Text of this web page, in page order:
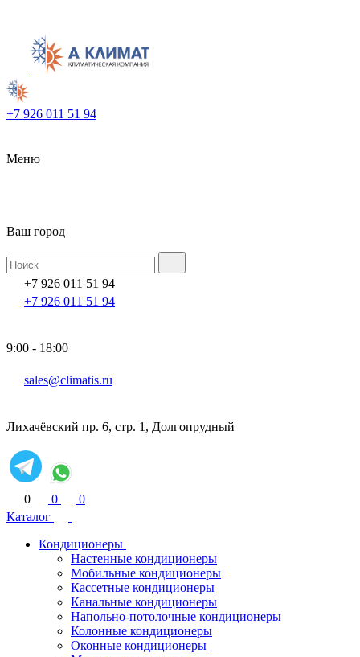
+7 926 011 51 94
Меню
Ваш город
+7 926 011 51 94
+7 926 011 51 94
9:00 - 18:00
sales@climatis.ru
Лихачёвский пр. 6, стр. 1, Долгопрудный
0 0
0
Каталог
Кондиционеры
Настенные кондиционеры
Мобильные кондиционеры
Кассетные кондиционеры
Канальные кондиционеры
Напольно-потолочные кондиционеры
Колонные кондиционеры
Оконные кондиционеры